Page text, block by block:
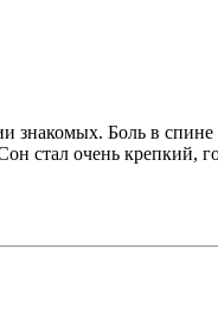
Боль в
стал очень